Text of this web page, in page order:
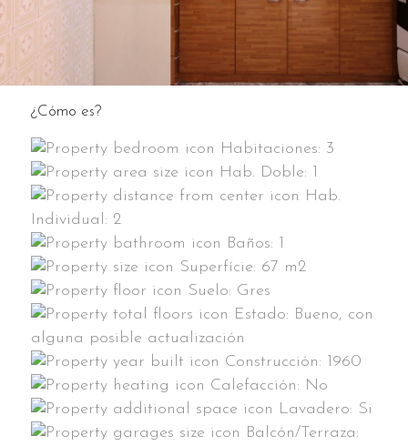
¿Cómo es?
Habitaciones: 3
Hab. Doble: 1
Hab.
Individual: 2
Baños: 1
Superfície: 67 m2
Suelo: Gres
Estado: Bueno, con
alguna posible actualización
Construcción: 1960
Calefacción: No
Lavadero: Si
Balcón/Terraza: